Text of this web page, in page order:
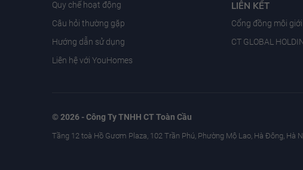
Quy chế hoạt động
Câu hỏi thường gặp
Hướng dẫn sử dụng
Liên hệ với YouHomes
LIÊN KẾT
Cổng đồng môi giới
CT GLOBAL
© 2026 - Công Ty TNHH CT Toàn Cầu
Tầng 12 toà Hồ Gươm Plaza, 102 Trần Phú, Phường Mộ Lao, Hà Đông, Hà